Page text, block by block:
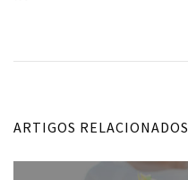
ARTIGOS RELACIONADOS